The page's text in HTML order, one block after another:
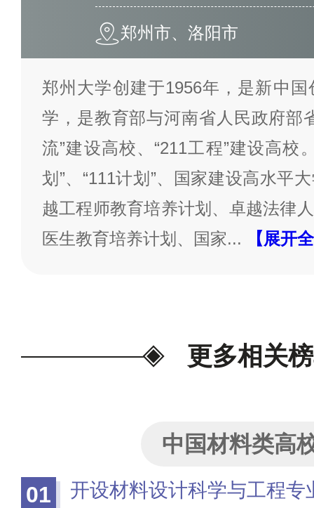
郑州市、洛阳市
郑州大学创建于1956年，是新中
学，是教育部与河南省人民政府部
流”建设高校、“211工程”建设高校
划”、“111计划”、国家建设高水平
越工程师教育培养计划、卓越法律
医生教育培养计划、国家... 【展开
更多相关
中国材料类高
01
开设材料设计科学与工程专